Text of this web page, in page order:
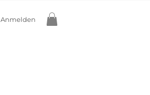
Anmelden